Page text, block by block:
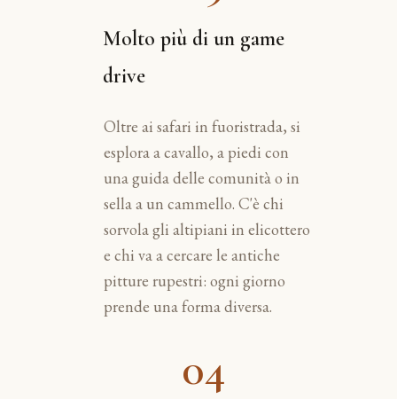
Molto più di un game
drive
Oltre ai safari in fuoristrada, si
esplora a cavallo, a piedi con
una guida delle comunità o in
sella a un cammello. C'è chi
sorvola gli altipiani in elicottero
e chi va a cercare le antiche
pitture rupestri: ogni giorno
prende una forma diversa.
04